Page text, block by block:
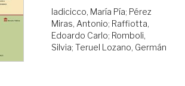
Iadicicco, María Pía; Pérez
Miras, Antonio; Raffiotta,
Edoardo Carlo; Romboli,
Silvia; Teruel Lozano, Germán